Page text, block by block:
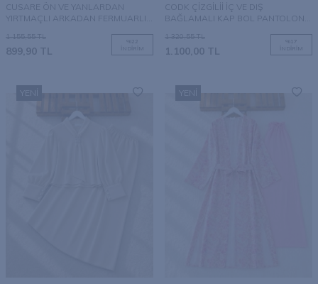
CUSARE ÖN VE YANLARDAN
YIRTMAÇLI ARKADAN FERMUARLI
1.155,55TL
899,90 TL
İNDIRIM
CODK ÇİZGİLİİ İÇ VE DIŞ
BAĞLAMALI KAP BOL PANTOLON
1.320,55TL
1.100,00 TL
17
İNDIRIM
YENI YENI